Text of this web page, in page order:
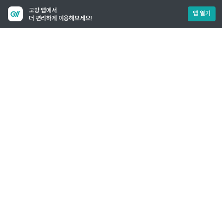
고방 앱에서
더 편리하게 이용해보세요!
앱 열기